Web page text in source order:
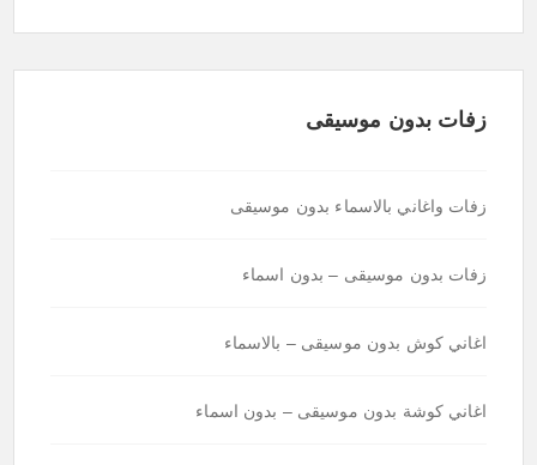
زفات بدون موسيقى
زفات واغاني بالاسماء بدون موسيقى
زفات بدون موسيقى – بدون اسماء
اغاني كوش بدون موسيقى – بالاسماء
اغاني كوشة بدون موسيقى – بدون اسماء